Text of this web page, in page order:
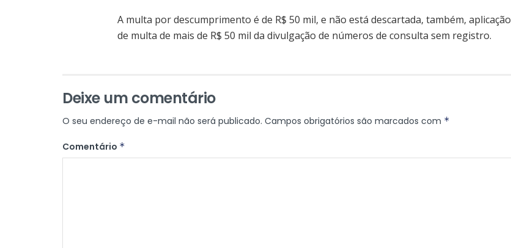
A multa por descumprimento é de R$ 50 mil, e não está descartada, também, aplicação
de multa de mais de R$ 50 mil da divulgação de números de consulta sem registro.
Deixe um comentário
O seu endereço de e-mail não será publicado. Campos obrigatórios são marcados com *
Comentário *